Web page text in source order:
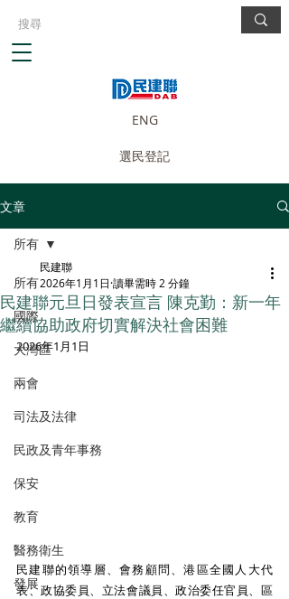
ENG
選民登記
文章
所有
國際
大灣區
兩會
司法及法律
民政及青年事務
保安
教育
醫務衛生
發展
所有
民建聯元旦日發表宣言 陳克勤：新一年
繼續協助政府切實解決社會困難
民建聯
2026年1月1日 讀畢需時 2 分鐘
2026年1月1日
民建聯的領導層、會務顧問、港區全國人大代
表、政協委員、立法會議員、政治委任官員、區